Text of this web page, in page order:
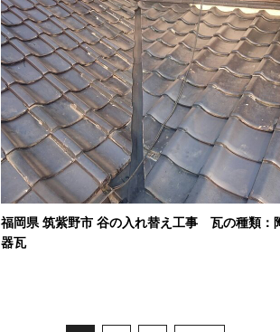
福岡県 筑紫野市 谷の入れ替え工事 瓦の種類：
器瓦